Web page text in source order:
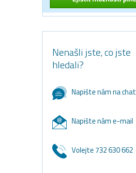
Nenašli jste, co jste
hledali?
Napište nám na chat
Napište nám e-mail
Volejte 732 630 662